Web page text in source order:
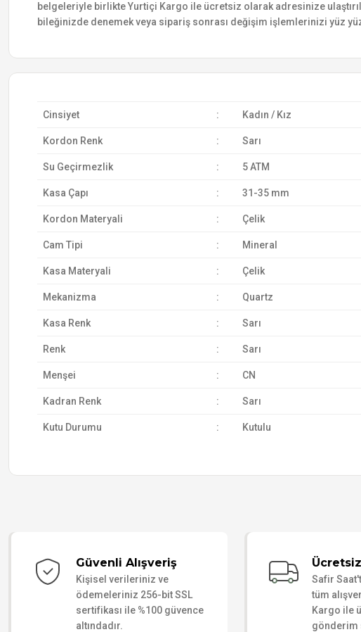
belgeleriyle birlikte Yurtiçi Kargo ile ücretsiz olarak adresinize
bileğinizde denemek veya sipariş sonrası değişim işlemlerinizi yüz
Cinsiyet : Kadın / Kız
Kordon Renk : Sarı
Su Geçirmezlik : 5 ATM
Kasa Çapı : 31-35 mm
Kordon Materyali : Çelik
Cam Tipi : Mineral
Kasa Materyali : Çelik
Mekanizma : Quartz
Kasa Renk : Sarı
Renk : Sarı
Menşei : CN
Kadran Renk : Sarı
Kutu Durumu : Kutulu
Güvenli Alışveriş
Kişisel verileriniz ve
ödemeleriniz 256-bit SSL
sertifikası ile %100 güvence
altındadır.
Safir
tüm
Kargo ile
gönderim